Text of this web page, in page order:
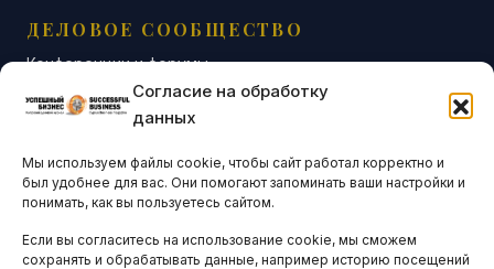
Согласие на обработку
данных
Мы используем файлы cookie, чтобы сайт работал корректно и
был удобнее для вас. Они помогают запоминать ваши настройки и
понимать, как вы пользуетесь сайтом.
Если вы согласитесь на использование cookie, мы сможем
сохранять и обрабатывать данные, например историю посещений
ДЕЛОВОЕ СООБЩЕСТВО
Конференции и форумы
Бизнес-клубы и ассоциации
Остальные новости
АНАЛИТИКА И СТАТИСТИКА
ARTICLES IN ENGLISH